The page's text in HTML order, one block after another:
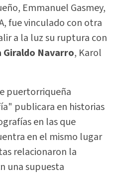
Emmanuel Gasmey,
fue vinculado con otra
a la luz su ruptura con
Giraldo Navarro, Karol
puertorriqueña
publicara en historias
en las que
en el mismo lugar
relacionaron la
una supuesta